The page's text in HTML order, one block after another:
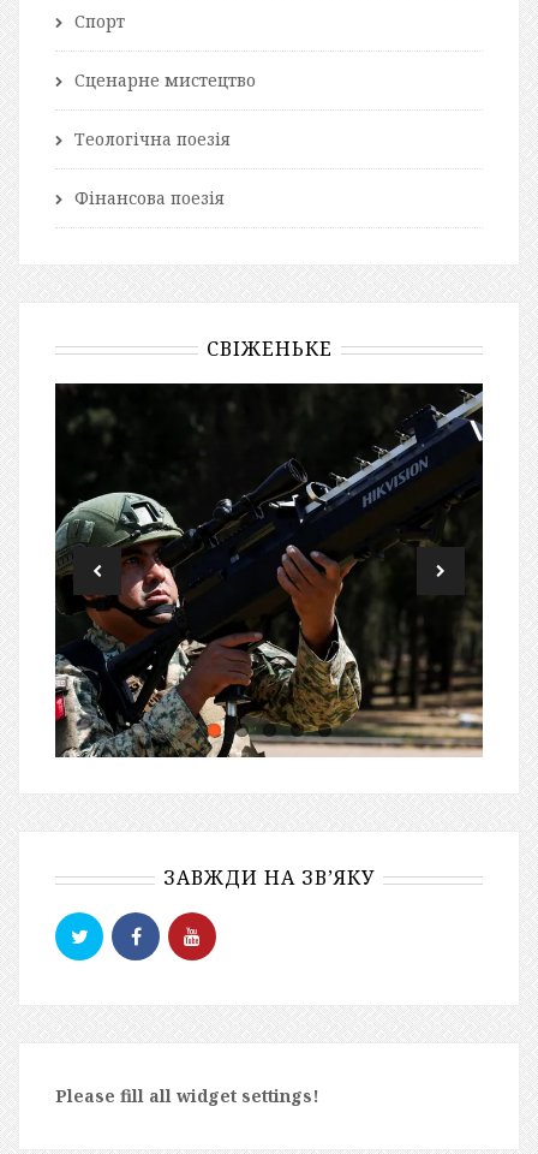
Спорт
Сценарне мистецтво
Теологічна поезія
Фінансова поезія
СВІЖЕНЬКЕ
ЗАВЖДИ НА ЗВ’ЯКУ
Please fill all widget settings!